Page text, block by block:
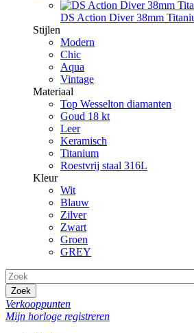
DS Action Diver 38mm
Stijlen
Modern
Chic
Aqua
Vintage
Materiaal
Top Wesselton diamanten
Goud 18 kt
Leer
Keramisch
Titanium
Roestvrij staal 316L
Kleur
Wit
Blauw
Zilver
Zwart
Groen
GREY
Zoek
Verkooppunten
Mijn horloge registreren